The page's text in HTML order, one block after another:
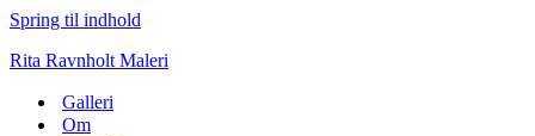
Spring til indhold
Rita Ravnholt Maleri
Galleri
Om